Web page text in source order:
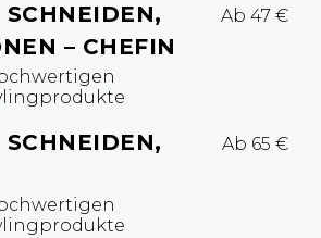
– CHEFIN
Ab 47 €
Ab 65 €